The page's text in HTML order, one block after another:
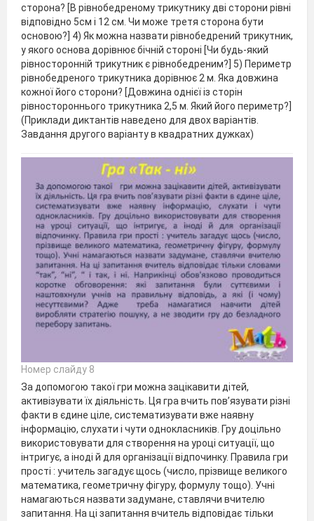
сторона? [В рівнобедреному трикутнику дві сторони рівні
відповідно 5см і 12 см. Чи може третя сторона бути
основою?] 4) Як можна назвати рівнобедрений трикутник,
у якого основа дорівнює бічній стороні [Чи будь-який
рівносторонній трикутник є рівнобедреним?] 5) Периметр
рівнобедреного трикутника дорівнює 2 м. Яка довжина
кожної його сторони? [Довжина однієї із сторін
рівностороннього трикутника 2,5 м. Який його периметр?]
(Приклади диктантів наведено для двох варіантів.
Завдання другого варіанту в квадратних дужках)
Номер слайду 8
За допомогою такої гри можна зацікавити дітей,
активізувати їх діяльність. Ця гра вчить пов’язувати різні
факти в єдине ціле, систематизувати вже наявну
інформацію, слухати і чути однокласників. Гру доцільно
використовувати для створення на уроці ситуації, що
інтригує, а іноді й для організації відпочинку. Правила гри
прості : учитель загадує щось (число, прізвище великого
математика, геометричну фігуру, формулу тощо). Учні
намагаються назвати задумане, ставлячи вчителю
запитання. На ці запитання вчитель відповідає тільки